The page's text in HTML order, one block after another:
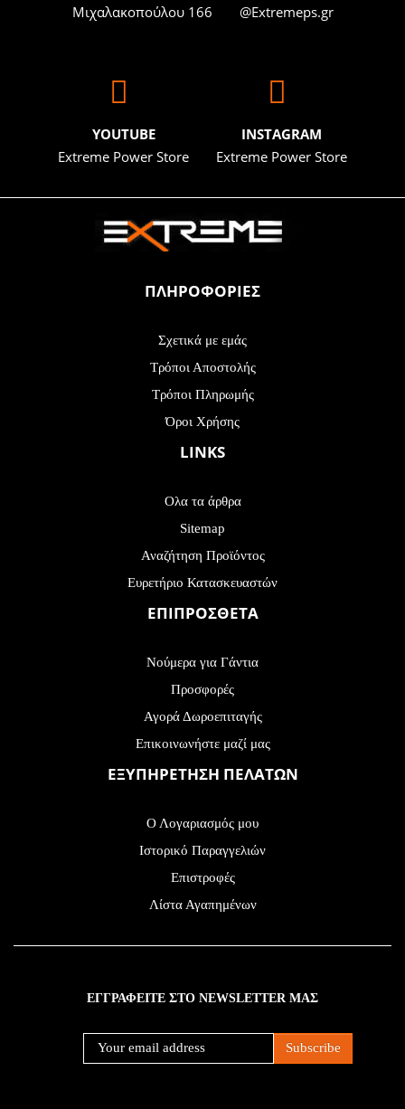
Μιχαλακοπούλου 166
@Extremeps.gr
YOUTUBE
Extreme Power Store
INSTAGRAM
Extreme Power Store
ΠΛΗΡΟΦΟΡΙΕΣ
Σχετικά με εμάς
Τρόποι Αποστολής
Τρόποι Πληρωμής
Όροι Χρήσης
LINKS
Ολα τα άρθρα
Sitemap
Αναζήτηση Προϊόντος
Ευρετήριο Κατασκευαστών
ΕΠΙΠΡΟΣΘΕΤΑ
Νούμερα για Γάντια
Προσφορές
Αγορά Δωροεπιταγής
Επικοινωνήστε μαζί μας
ΕΞΥΠΗΡΕΤΗΣΗ ΠΕΛΑΤΩΝ
Ο Λογαριασμός μου
Ιστορικό Παραγγελιών
Επιστροφές
Λίστα Αγαπημένων
ΕΓΓΡΑΦΕΙΤΕ ΣΤΟ NEWSLETTER ΜΑΣ
Subscribe